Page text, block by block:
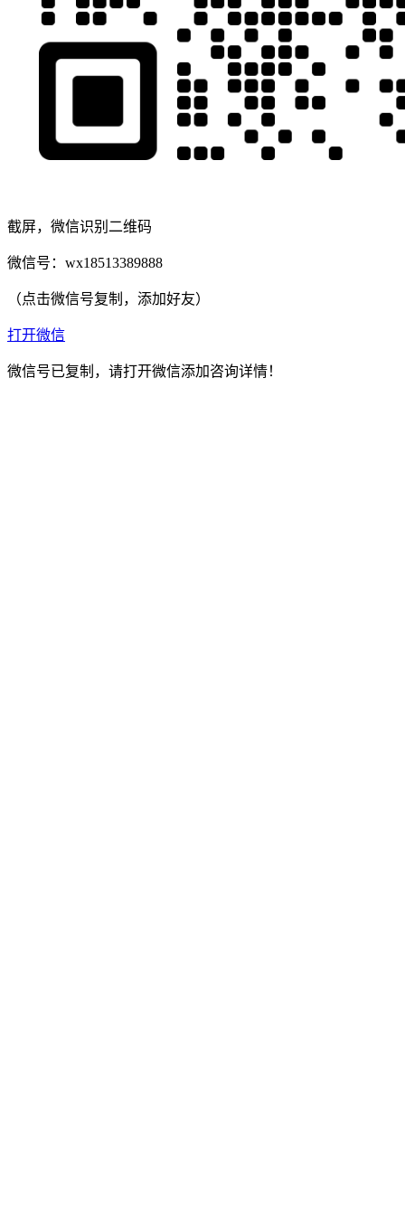
截屏，微信识别二维码
微信号： wx18513389888
（点击微信号复制，添加好友）
打开微信
微信号已复制，请打开微信添加咨询详情！